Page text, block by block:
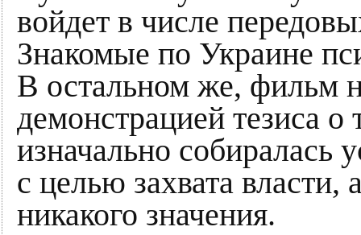
войдет в числе
Знакомые по Украине
В остальном же, фильм
демонстрацией тезиса о
изначально собиралась
с целью захвата
никакого значения.